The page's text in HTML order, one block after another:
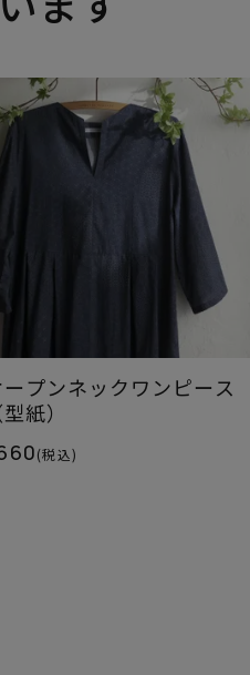
ープンネックワンピース
型紙）
(税込)